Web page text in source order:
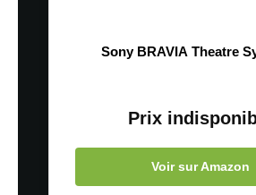
Sony BRAVIA Theatre
Prix
Voir sur Amazon